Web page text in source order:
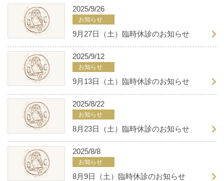
2025/9/26
お知らせ
9月27日（土）臨時休診のお知らせ
2025/9/12
お知らせ
9月13日（土）臨時休診のお知らせ
2025/8/22
お知らせ
8月23日（土）臨時休診のお知らせ
2025/8/8
お知らせ
8月9日（土）臨時休診のお知らせ